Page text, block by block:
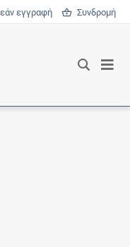
εγγραφή Συνδρομή